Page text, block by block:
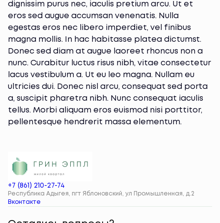
dignissim purus nec, iaculis pretium arcu. Ut et
eros sed augue accumsan venenatis. Nulla
egestas eros nec libero imperdiet, vel finibus
magna mollis. In hac habitasse platea dictumst.
Donec sed diam at augue laoreet rhoncus non a
nunc. Curabitur luctus risus nibh, vitae consectetur
lacus vestibulum a. Ut eu leo magna. Nullam eu
ultricies dui. Donec nisl arcu, consequat sed porta
a, suscipit pharetra nibh. Nunc consequat iaculis
tellus. Morbi aliquam eros euismod nisi porttitor,
pellentesque hendrerit massa elementum.
+7 (861) 210-27-74
Республика Адыгея, пгт Яблоновский, ул Промышленная, д.2
Вконтакте